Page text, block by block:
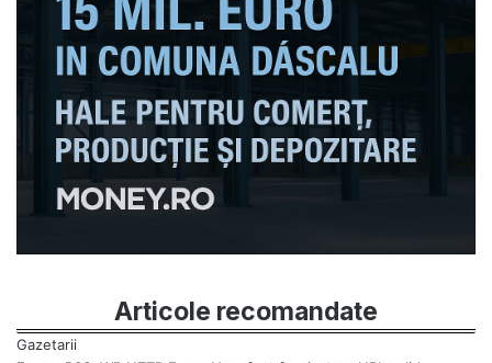
Articole recomandate